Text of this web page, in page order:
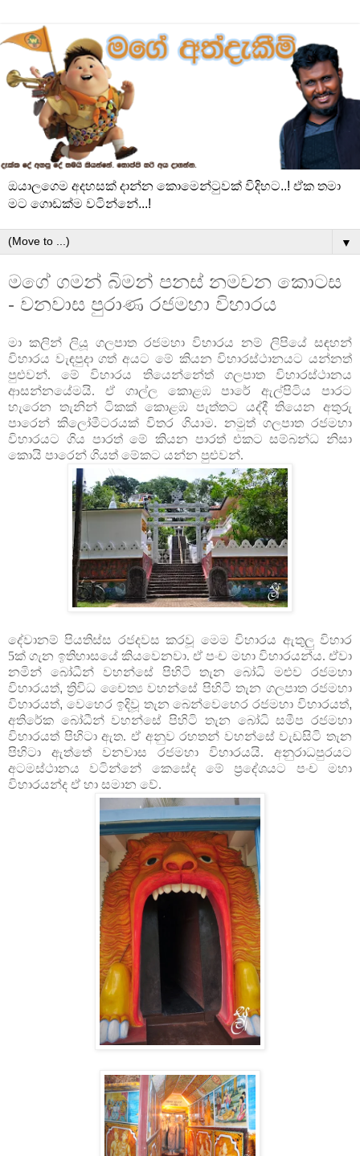
ඔයාලගෙම අදහසක් දාන්න කොමෙන්ටුවක් විදිහට..! ඒක තමා
මට ගොඩක්ම වටින්නේ...!
▼
මගේ ගමන් බිමන් පනස් නමවන කොටස
- වනවාස පුරාණ රජමහා විහාරය
මා කලින් ලියූ ගලපාත රජමහා විහාරය නම් ලිපියේ සඳහන්
විහාරය වැඳපුදා ගත් අයට මේ කියන විහාරස්ථානයට යන්නත්
පුළුවන්. මේ විහාරය තියෙන්නේත් ගලපාත විහාරස්ථානය
ආසන්නයේමයි. ඒ ගාල්ල කොළඹ පාරේ ඇල්පිටිය පාරට
හැරෙන තැනින් ටිකක් කොළඹ පැත්තට යද්දී තියෙන අතුරු
පාරෙන් කිලෝමීටරයක් විතර ගියාම. නමුත් ගලපාත රජමහා
විහාරයට ගිය පාරත් මේ කියන පාරත් එකට සම්බන්ධ නිසා
කොයි පාරෙන් ගියත් මේකට යන්න පුළුවන්.
දේවානම් පියතිස්ස රජදවස කරවූ මෙම විහාරය ඇතුලු විහාර
5ක් ගැන ඉතිහාසයේ කියවෙනවා. ඒ පංච මහා විහාරයන්ය. ඒවා
නමින් බෝධීන් වහන්සේ පිහිටි තැන බෝධි මළුව රජමහා
විහාරයත්,ත්‍රිවිධ චෛත්‍ය වහන්සේ පිහිටි තැන ගලපාත රජමහා
විහාරයත්, වෙහෙර ඉදිවූ තැන බෙන්වෙහෙර රජමහා විහාරයත්,
අතිරේක බෝධීන් වහන්සේ පිහිටි තැන බෝධි සමීප රජමහා
විහාරයත් පිහිටා ඇත. ඒ අනුව රහතන් වහන්සේ වැඩසිටි තැන
පිහිටා ඇත්තේ වනවාස රජමහා
විහාරයයි. අනුරාධපුරයට
අටමස්ථානය වටින්නේ කෙසේද මේ ප්‍රදේශයට පංච මහා
විහාරයන්ද ඒ හා සමාන වේ.